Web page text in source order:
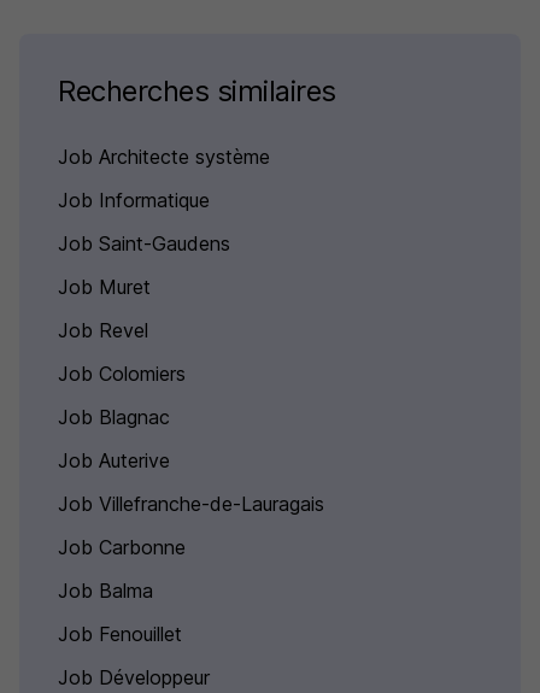
Recherches similaires
Job Architecte système
Job Informatique
Job Saint-Gaudens
Job Muret
Job Revel
Job Colomiers
Job Blagnac
Job Auterive
Job Villefranche-de-Lauragais
Job Carbonne
Job Balma
Job Fenouillet
Job Développeur